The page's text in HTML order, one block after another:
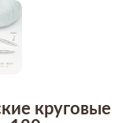
круговые